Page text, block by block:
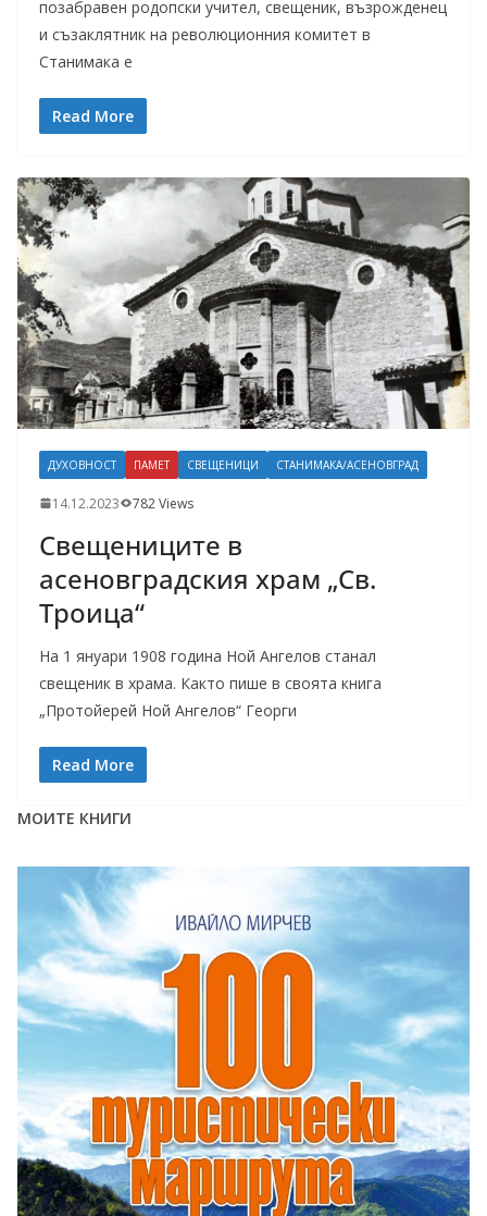
позабравен родопски учител, свещеник, възрожденец
и съзаклятник на революционния комитет в
Станимака е
Read More
ДУХОВНОСТ ПАМЕТ СВЕЩЕНИЦИ СТАНИМАКА/АСЕНОВГРАД
14.12.2023 782 Views
Свещениците в
асеновградския храм „Св.
Троица“
На 1 януари 1908 година Ной Ангелов станал
свещеник в храма. Както пише в своята книга
„Протойерей Ной Ангелов“ Георги
Read More
МОИТЕ КНИГИ